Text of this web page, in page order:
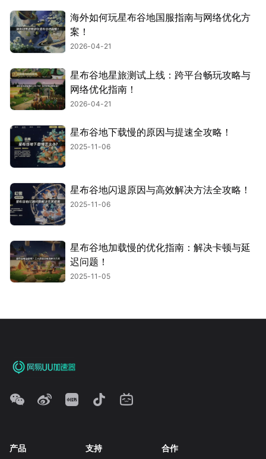
海外如何玩星布谷地国服指南与网络优化方
案！
2026-04-21
星布谷地星旅测试上线：跨平台畅玩攻略与
网络优化指南！
2026-04-21
星布谷地下载慢的原因与提速全攻略！
2025-11-06
星布谷地闪退原因与高效解决方法全攻略！
2025-11-06
星布谷地加载慢的优化指南：解决卡顿与延
迟问题！
2025-11-05
产品 支持 合作